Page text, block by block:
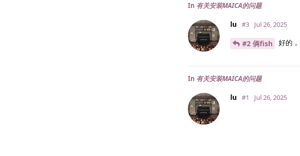
In 有关安装MAICA的问题
lu #3 Jul 26, 2025
#2 俩fish 好的
In 有关安装MAICA的问题
lu #1 Jul 26, 2025